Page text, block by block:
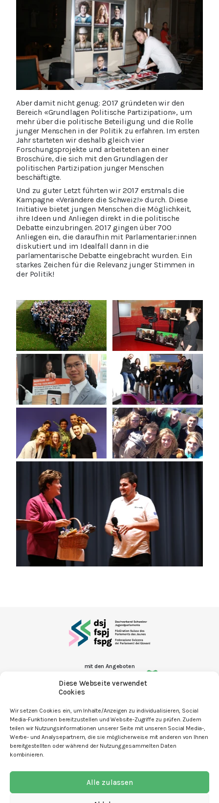
Diese Webseite verwendet
Cookies
Wir setzen Cookies ein, um Inhalte/Anzeigen zu individualisieren, Social
Media-Funktionen bereitzustellen und Website-Zugriffe zu prüfen. Zudem
teilen wir Nutzungsinformationen unserer Seite mit unseren Social Media-,
Werbe- und Analysepartnern, die sie möglicherweise mit anderen von Ihnen
bereitgestellten oder während der Nutzung gesammelten Daten
kombinieren.
Alle zulassen
Aber damit nicht genug: 2017 gründeten wir den
Bereich «Grundlagen Politische Partizipation», um
mehr über die politische Beteiligung und die Rolle
junger Menschen in der Politik zu erfahren. Im ersten
Jahr starteten wir deshalb gleich vier
Forschungsprojekte und arbeiteten an einer
Broschüre, die sich mit den Grundlagen der
politischen Partizipation junger Menschen
beschäftigte.
Und zu guter Letzt führten wir 2017 erstmals die
Kampagne «Verändere die Schweiz!» durch. Diese
Initiative bietet jungen Menschen die Möglichkeit,
ihre Ideen und Anliegen direkt in die politische
Debatte einzubringen. 2017 gingen über 700
Anliegen ein, die daraufhin mit Parlamentarier:innen
diskutiert und im Idealfall dann in die
parlamentarische Debatte eingebracht wurden. Ein
starkes Zeichen für die Relevanz junger Stimmen in
der Politik!
mit den Angeboten
Kontakt
Newsletter
Offene Stellen